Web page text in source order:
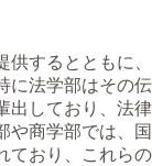
するとともに、
に法学部はその伝
出しており、法律
や商学部では、国
ており、これらの